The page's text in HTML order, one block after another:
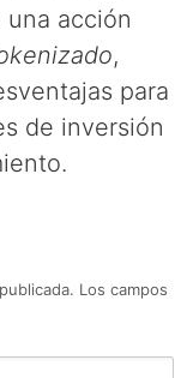
acción
,
para
de inversión
Los campos